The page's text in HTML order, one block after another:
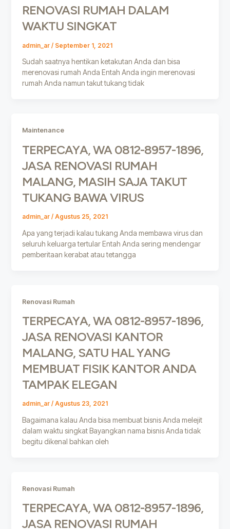
RENOVASI RUMAH DALAM
WAKTU SINGKAT
admin_ar / September 1, 2021
Sudah saatnya hentikan ketakutan Anda dan bisa
merenovasi rumah Anda Entah Anda ingin merenovasi
rumah Anda namun takut tukang tidak
Maintenance
TERPECAYA, WA 0812-8957-1896,
JASA RENOVASI RUMAH
MALANG, MASIH SAJA TAKUT
TUKANG BAWA VIRUS
admin_ar / Agustus 25, 2021
Apa yang terjadi kalau tukang Anda membawa virus dan
seluruh keluarga tertular Entah Anda sering mendengar
pemberitaan kerabat atau tetangga
Renovasi Rumah
TERPECAYA, WA 0812-8957-1896,
JASA RENOVASI KANTOR
MALANG, SATU HAL YANG
MEMBUAT FISIK KANTOR ANDA
TAMPAK ELEGAN
admin_ar / Agustus 23, 2021
Bagaimana kalau Anda bisa membuat bisnis Anda melejit
dalam waktu singkat Bayangkan nama bisnis Anda tidak
begitu dikenal bahkan oleh
Renovasi Rumah
TERPECAYA, WA 0812-8957-1896,
JASA RENOVASI RUMAH